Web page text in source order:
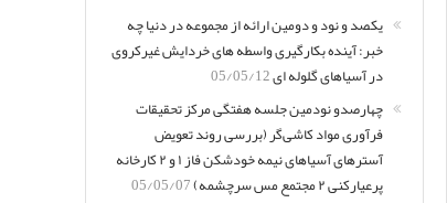
یکصد و نود و دومین ارائه از مجموعه در دنیا چه
خبر: آینده بکارگیری واسطه های خردایش غیرکروی
در آسیاهای گلوله ای05/05/12
چهارصدو نودمین جلسه هفتگی مرکز تحقیقات
فرآوری مواد کاشی‌گر (بررسی روند تعویض
آسترهای آسیاهای نیمه خودشکن فاز ۱ و ۲ کارخانه
پرعیارکنی ۲ مجتمع مس سرچشمه)
05/05/07